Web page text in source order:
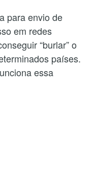
para envio de
em redes
“burlar” o
países.
essa